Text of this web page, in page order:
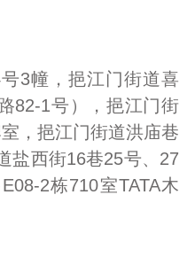
幢，挹江门街道喜
82-1号），挹江门街
，挹江门街道洪庙巷
盐西街16巷25号、27
2栋710室TATA木